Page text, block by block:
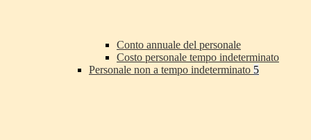
Conto annuale del personale
Costo personale tempo indeterminato
Personale non a tempo indeterminato 5